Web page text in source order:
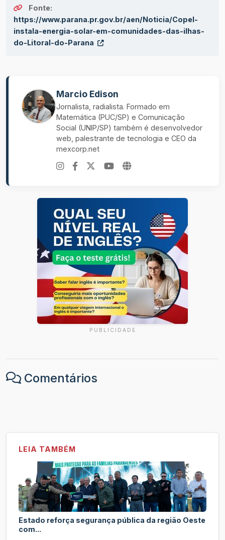
Fonte:
https://www.parana.pr.gov.br/aen/Noticia/Copel-
instala-energia-solar-em-comunidades-das-ilhas-
do-Litoral-do-Parana
Marcio Edison
Jornalista, radialista. Formado em
Matemática (PUC/SP) e Comunicação
Social (UNIP/SP) também é desenvolvedor
web, palestrante de tecnologia e CEO da
mexcorp.net
PUBLICIDADE
Comentários
LEIA TAMBÉM
Estado reforça segurança pública da região Oeste
com...